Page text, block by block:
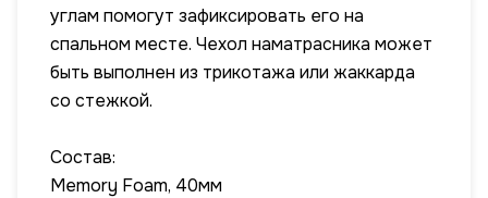
углам помогут зафиксировать его на
спальном месте. Чехол наматрасника может
быть выполнен из трикотажа или жаккарда
со стежкой.
Состав:
Memory Foam, 40мм